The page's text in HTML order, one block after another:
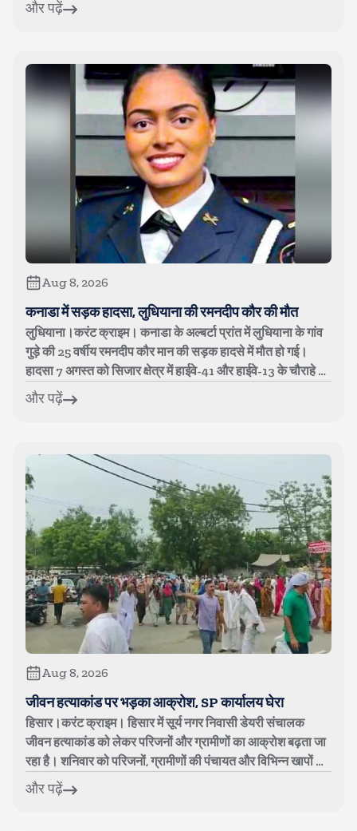
और पढ़ें
Aug 8, 2026
कनाडा में सड़क हादसा, लुधियाना की रमनदीप कौर की मौत
लुधियाना।करंट क्राइम। कनाडा के अल्बर्टा प्रांत में लुधियाना के गांव
गुड़े की 25 वर्षीय रमनदीप कौर मान की सड़क हादसे में मौत हो गई।
हादसा 7 अगस्त को सिजार क्षेत्र में हाईवे-41 और हाईवे-13 के चौराहे पर
...
और पढ़ें
Aug 8, 2026
जीवन हत्याकांड पर भड़का आक्रोश, SP कार्यालय घेरा
हिसार।करंट क्राइम। हिसार में सूर्य नगर निवासी डेयरी संचालक
जीवन हत्याकांड को लेकर परिजनों और ग्रामीणों का आक्रोश बढ़ता जा
रहा है। शनिवार को परिजनों, ग्रामीणों की पंचायत और विभिन्न खापों के
पदाधिकारियो...
और पढ़ें